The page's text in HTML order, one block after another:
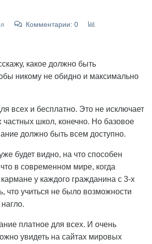
Комментарии: 0
какое должно быть
никому не обидно и максимально
всех и бесплатно. Это не исключает
частных школ, конечно. Но базовое
должно быть всем доступно.
будет видно, на что способен
в современном мире, когда
у каждого гражданина с 3-х
что учиться не было возможности
платное для всех. И очень
увидеть на сайтах мировых